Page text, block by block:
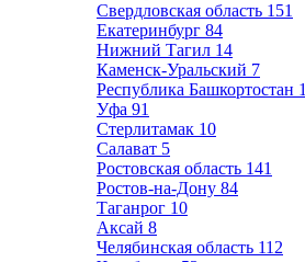
Свердловская область 151
Екатеринбург 84
Нижний Тагил 14
Каменск-Уральский 7
Республика Башкортостан
Уфа 91
Стерлитамак 10
Салават 5
Ростовская область 141
Ростов-на-Дону 84
Таганрог 10
Аксай 8
Челябинская область 112